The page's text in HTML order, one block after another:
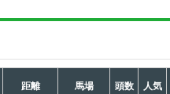
距離 馬場 頭数 人気